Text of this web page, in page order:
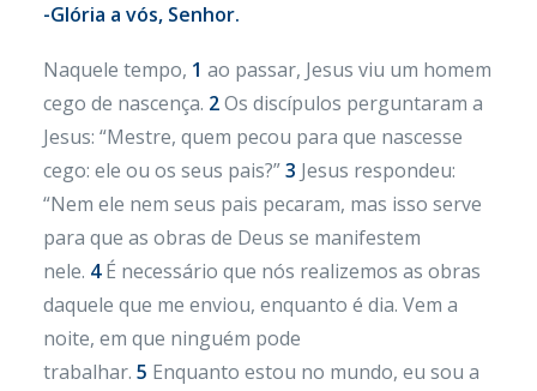
-Glória a vós, Senhor.
Naquele tempo, 1 ao passar, Jesus viu um homem
cego de nascença. 2Os discípulos perguntaram a
Jesus: “Mestre, quem pecou para que nascesse
cego: ele ou os seus pais?”3 Jesus respondeu:
“Nem ele nem seus pais pecaram, mas isso serve
para que as obras de Deus se manifestem
nele. 4É necessário que nós realizemos as obras
daquele que me enviou, enquanto é dia. Vem a
noite, em que ninguém pode
trabalhar. 5 Enquanto estou no mundo, eu sou a